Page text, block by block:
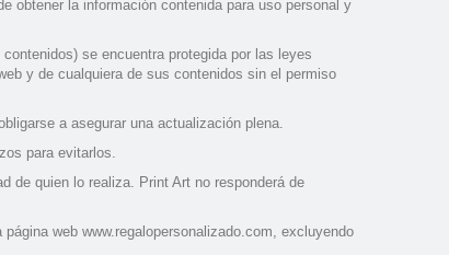
obtener la información contenida para uso personal y
se encuentra protegida por las leyes
y de cualquiera de sus contenidos sin el permiso
a asegurar una actualización plena.
para evitarlos.
de quien lo realiza. Print Art no responderá de
web www.regalopersonalizado.com, excluyendo